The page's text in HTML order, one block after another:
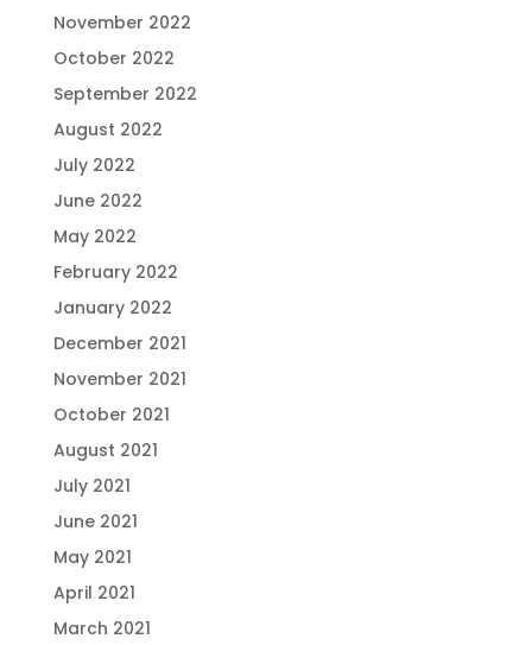
November 2022
October 2022
September 2022
August 2022
July 2022
June 2022
May 2022
February 2022
January 2022
December 2021
November 2021
October 2021
August 2021
July 2021
June 2021
May 2021
April 2021
March 2021